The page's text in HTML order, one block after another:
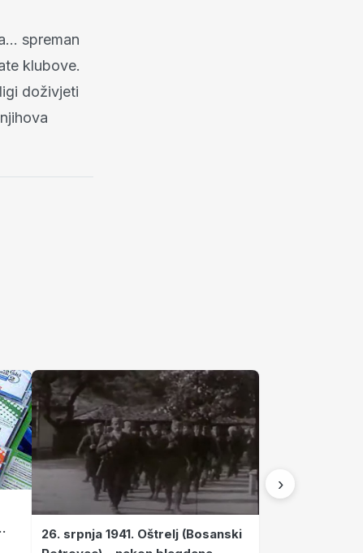
spreman
klubove.
doživjeti
26. srpnja 1941. Oštrelj (Bosanski
›